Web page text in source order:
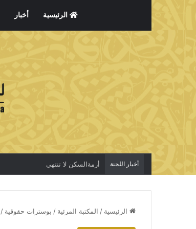
الرئيسية أخبار
أخبار اللجنة أزمةالسكن لا تنتهي
الرئيسية / المكتبة المرئية / بوسترات حقوقية /